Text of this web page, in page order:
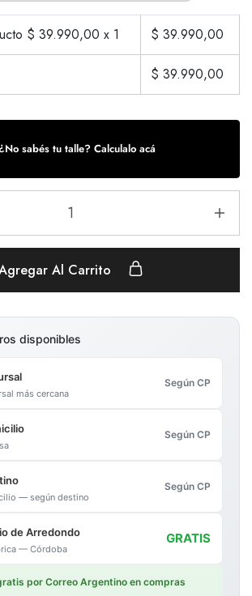
$ 39.990,00 x 1 $ 39.990,00
$ 39.990,00
sabés tu talle? Calculalo acá
Al Carrito
disponibles
más cercana
Según CP
Según CP
— según destino
Según CP
de Arredondo
— Córdoba
GRATIS
por Correo Argentino en compras